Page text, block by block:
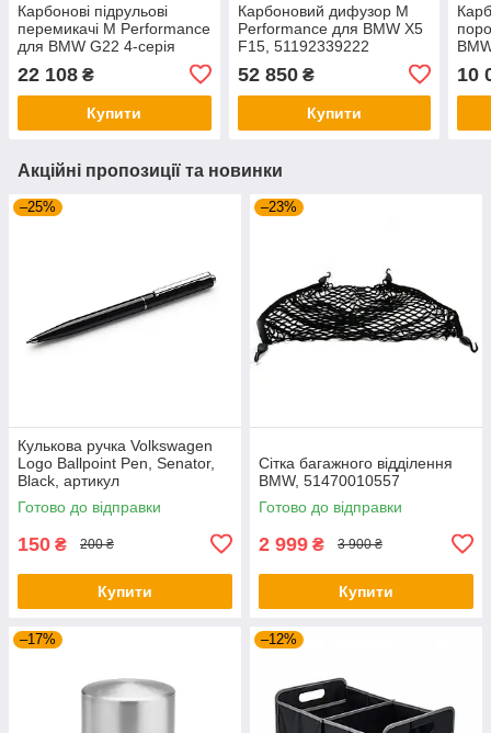
Карбонові підрульові
перемикачі M Performance
для BMW G22 4-серія
22 108 ₴
Купити
Карбоновий дифузор M
Performance для BMW X5
F15, 51192339222
52 850₴
Купити
10
Акційні пропозиції та новинки
–25%
Кулькова ручка Volkswagen
Logo Ballpoint Pen, Senator,
Black, артикул
000087703ME041
Готово до відправки
150 ₴ 200 ₴
Купити
–23%
Сітка багажного відділення
BMW, 51470010557
Готово до відправки
2 999 ₴ 3 900 ₴
Купити
–17% –12%